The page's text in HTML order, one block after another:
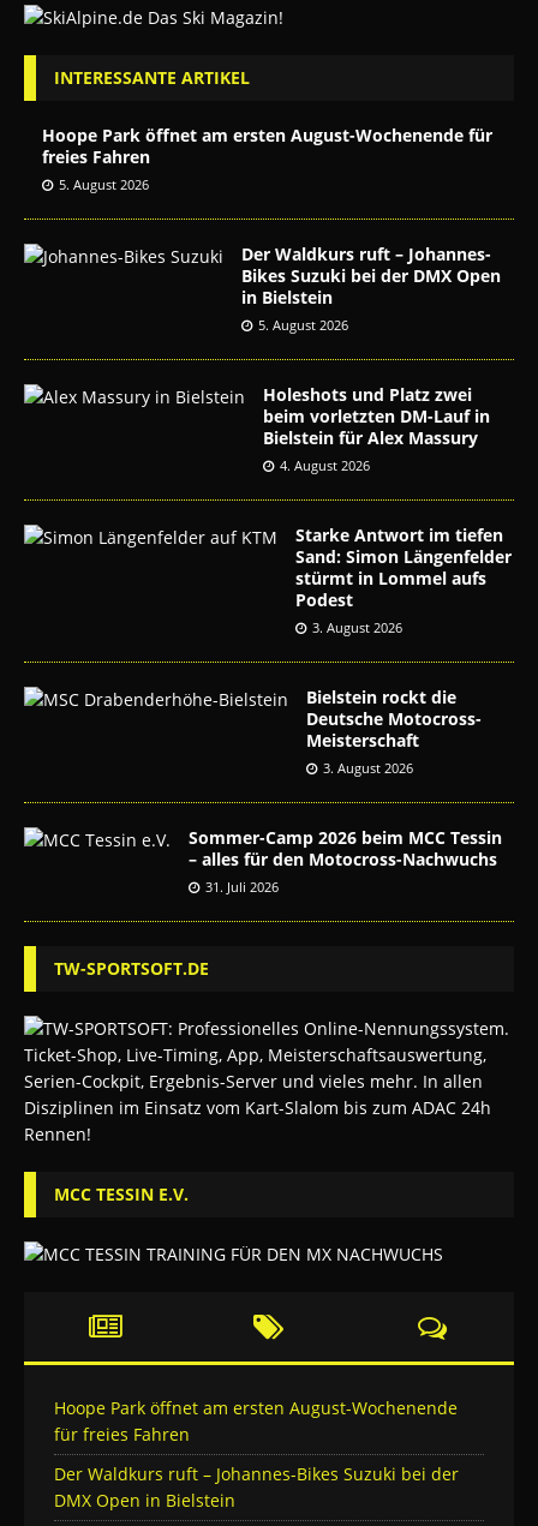
INTERESSANTE ARTIKEL
Hoope Park öffnet am ersten August-Wochenende für
freies Fahren
5. August 2026
Der Waldkurs ruft – Johannes-
Bikes Suzuki bei der DMX Open
in Bielstein
5. August 2026
Holeshots und Platz zwei
beim vorletzten DM-Lauf in
Bielstein für Alex Massury
4. August 2026
Starke Antwort im tiefen
Sand: Simon Längenfelder
stürmt in Lommel aufs
Podest
3. August 2026
Bielstein rockt die
Deutsche Motocross-
Meisterschaft
3. August 2026
Sommer-Camp 2026 beim MCC Tessin
– alles für den Motocross-Nachwuchs
31. Juli 2026
TW-SPORTSOFT.DE
MCC TESSIN E.V.
Hoope Park öffnet am ersten August-Wochenende
für freies Fahren
Der Waldkurs ruft – Johannes-Bikes Suzuki bei der
DMX Open in Bielstein